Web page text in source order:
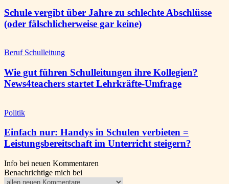
Schule vergibt über Jahre zu schlechte Abschlüsse
(oder fälschlicherweise gar keine)
Beruf Schulleitung
Wie gut führen Schulleitungen ihre Kollegien?
News4teachers startet Lehrkräfte-Umfrage
Politik
Einfach nur: Handys in Schulen verbieten =
Leistungsbereitschaft im Unterricht steigern?
Info bei neuen Kommentaren
Benachrichtige mich bei